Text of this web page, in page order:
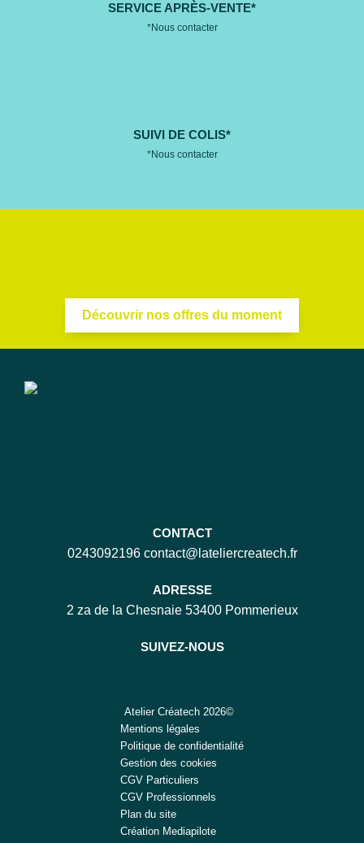
SERVICE APRÈS-VENTE*
*Nous contacter
SUIVI DE COLIS*
*Nous contacter
Découvrir nos offres du moment
CONTACT
0243092196 contact@lateliercreatech.fr
ADRESSE
2 za de la Chesnaie 53400 Pommerieux
SUIVEZ-NOUS
Atelier Créatech 2026©
Mentions légales
Politique de confidentialité
Gestion des cookies
CGV Particuliers
CGV Professionnels
Plan du site
Création Mediapilote